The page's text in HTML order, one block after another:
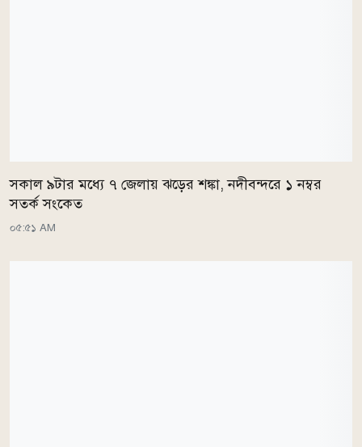
সকাল ৯টার মধ্যে ৭ জেলায় ঝড়ের শঙ্কা, নদীবন্দরে ১ নম্বর
সতর্ক সংকেত
০৫:৫১ AM